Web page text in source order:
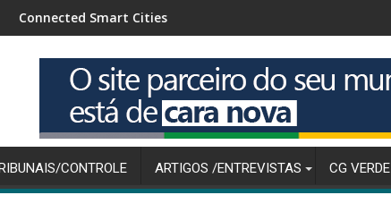
Cities
CONTROLE ARTIGOS /ENTREVISTAS CG VERDE